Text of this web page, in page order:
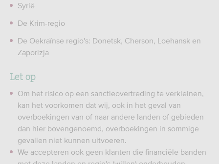
Syrië
De Krim-regio
De Oekraïnse regio's: Donetsk, Cherson, Loehansk en
Zaporizja
Let op
Om het risico op een sanctieovertreding te verkleinen,
kan het voorkomen dat wij, ook in het geval van
overboekingen van of naar andere landen of gebieden
dan hier bovengenoemd, overboekingen in sommige
gevallen niet kunnen uitvoeren.
We accepteren ook geen klanten die financiële banden